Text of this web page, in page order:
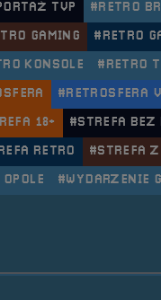
TVP #RETRO
GAMING #RETRO
KONSOLE #RETRO
#RETROSFERA
18+ #STREFA BEZ
RETRO #STREFA
#WYDARZENIE
2018.09.21, 22 i 23